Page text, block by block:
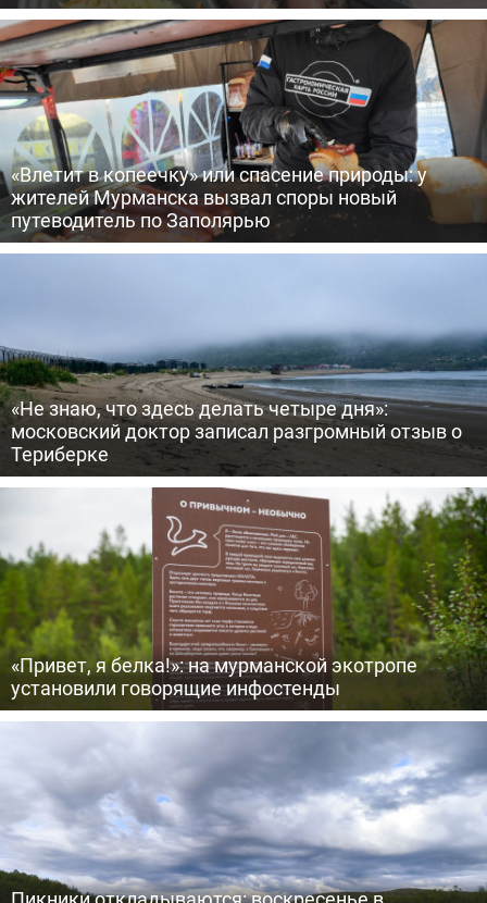
«Влетит в копеечку» или спасение природы: у
жителей Мурманска вызвал споры новый
путеводитель по Заполярью
«Не знаю, что здесь делать четыре дня»:
московский доктор записал разгромный отзыв о
Териберке
«Привет, я белка!»: на мурманской экотропе
установили говорящие инфостенды